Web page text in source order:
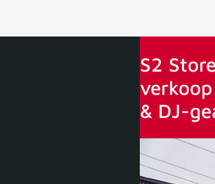
dag verstuurd Echte winkel +35 jaar
S2
& DJ-